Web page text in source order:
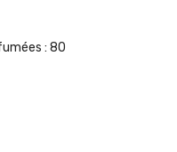
: 80